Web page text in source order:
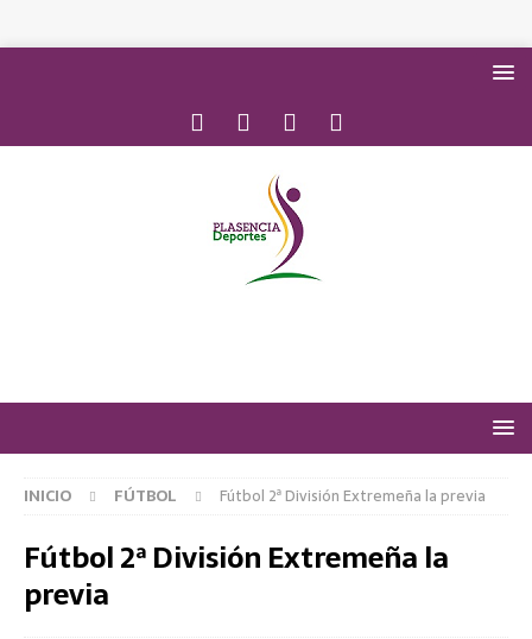
INICIO FÚTBOL Fútbol 2ª División Extremeña la previa
Fútbol 2ª División Extremeña la
previa